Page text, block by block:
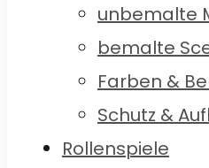
unbemalte
bemalte
Farben &
Schutz &
Rollenspiele